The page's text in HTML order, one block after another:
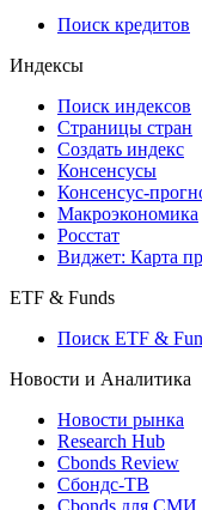
API каталог
Кредиты
Поиск кредитов
Индексы
Поиск индексов
Страницы стран
Создать индекс
Консенсусы
Консенсус-
Макроэкономика
Виджет: Карта
ETF & Funds
Поиск ETF &
Новости и Аналитика
Новости рынка